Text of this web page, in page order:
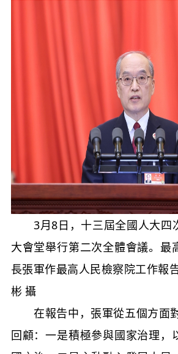
3月8日，十三屆全國人大四
大會堂舉行第二次全體會議。最
長張軍作最高人民檢察院工作報
彬 攝
在報告中，張軍從五個方面
回顧：一是積極參與國家治理，